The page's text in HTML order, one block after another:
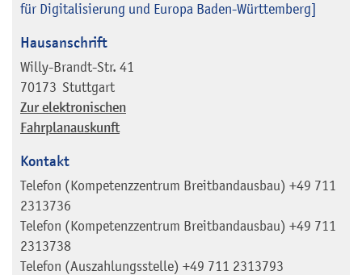
für Digitalisierung und Europa Baden-Württemberg]
Hausanschrift
Willy-Brandt-Str. 41
70173 Stuttgart
Zur elektronischen
Fahrplanauskunft
Kontakt
Telefon (Kompetenzzentrum Breitbandausbau) +49 711
2313736
Telefon (Kompetenzzentrum Breitbandausbau) +49 711
2313738
Telefon (Auszahlungsstelle) +49 711 2313793